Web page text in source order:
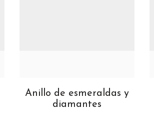
Anillo de esmeraldas y
diamantes